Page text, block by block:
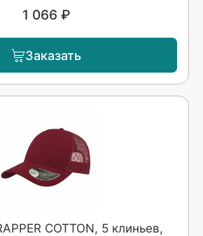
1 066 ₽
Заказать
COTTON, 5 клиньев,